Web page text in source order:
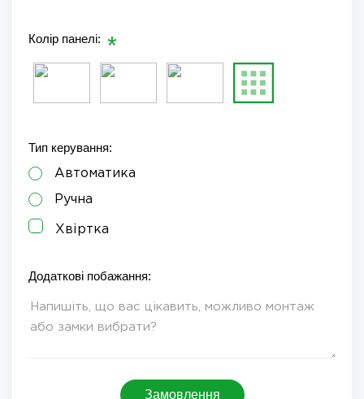
Колір панелі:
Тип керування:
Автоматика
Ручна
Хвіртка
Додаткові побажання:
Замовлення